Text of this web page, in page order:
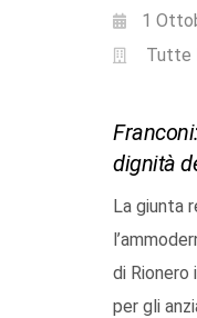
1
Tutte
dignità
La giunta
di Rionero
per gli